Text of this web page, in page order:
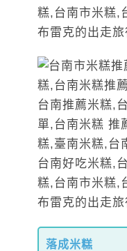
落成米糕